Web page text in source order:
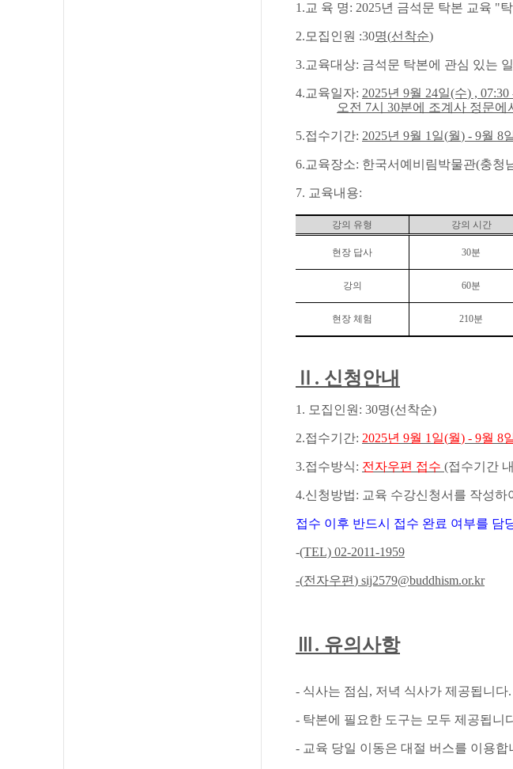
1.교 육 명: 2025년 금석문 탁본 교육 "
2. 모집인원 :30명(선착순)
3.교육대상: 금석문 탁본에 관심 있는
4.교육일자: 2025년 9월 24일(수) , 07:30
오전 7시 30분에 조계사 정문에
5.접수기간: 2025년 9월 1 일(월) - 9월 8
6.교육장소: 한국서예비림박물관(충청
7. 교육내용:
강의 유형 강의 시간
현장 답사 30분
강의 60분
현장 체험 210분
. 신청안내
1. 모집인원 : 30명(선착순)
2.접수기간: 2025년 9월 1 일(월) - 9월 8
3.접수방식: 전자우편 접수 (접수기간
4.신청방법: 교육 수강신청서를 작성하
접수 이후 반드시 접수 완료 여부를 담
-(TEL) 02-2011-1959
-(전자우편) sij2579@buddhism.or.kr
. 유의사항
- 식사는 점심, 저녁 식사가 제공됩니다.
- 탁본에 필요한 도구는 모두 제공됩니
- 교육 당일 이동은 대절 버스를 이용합